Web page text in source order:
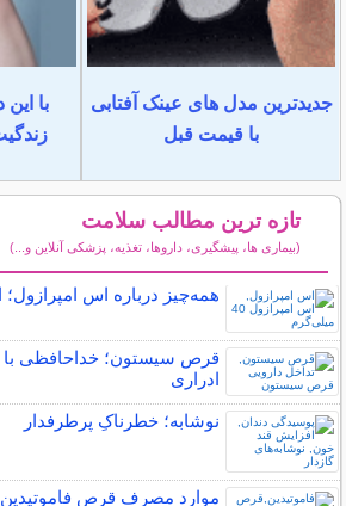
جدیدترین مدل های عینک آفتابی
با قیمت قبل
با
تازه ترین مطالب سلامت
(بیماری ها، پیشگیری، داروها، تغذیه، پزشکی آنلاین و...)
همه‌چیز درباره اس امپرازول؛
قرص سیستون؛ خداحافظی با
ادراری
نوشابه؛ خطرناکِ پرطرفدار